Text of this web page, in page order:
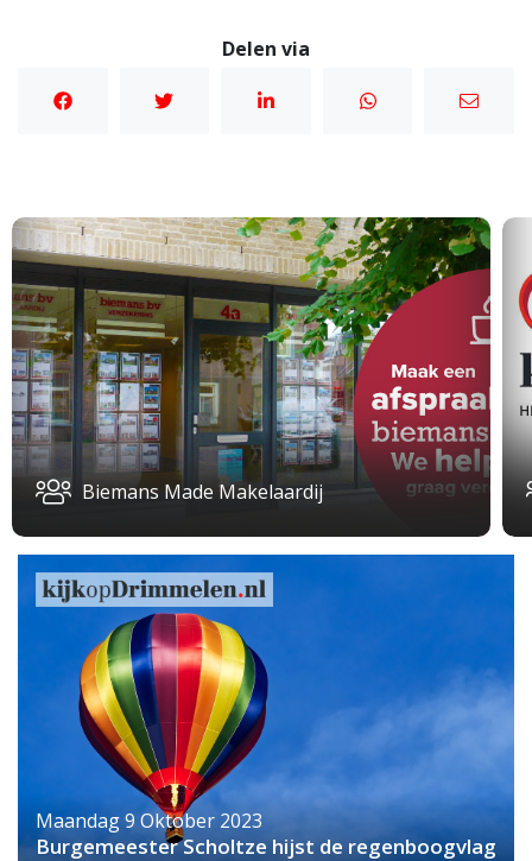
Delen via
Biemans Made Makelaardij
Maandag 9 Oktober 2023
Burgemeester Scholtze hijst de regenboogvlag